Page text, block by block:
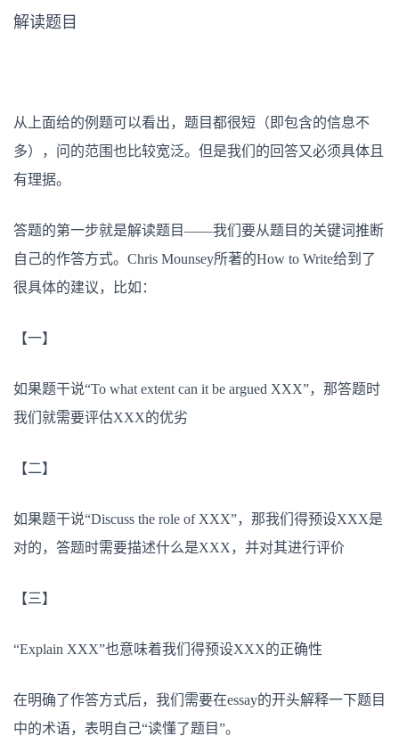
解读题目
从上面给的例题可以看出，题目都很短（即包含的信息不
多），问的范围也比较宽泛。但是我们的回答又必须具体且
有理据。
答题的第一步就是解读题目——我们要从题目的关键词推断
自己的作答方式。Chris Mounsey所著的How to Write给到了
很具体的建议，比如：
【一】
如果题干说“To what extent can it be argued XXX”，那答题时
我们就需要评估XXX的优劣
【二】
如果题干说“Discuss the role of XXX”，那我们得预设XXX是
对的，答题时需要描述什么是XXX，并对其进行评价
【三】
“Explain XXX”也意味着我们得预设XXX的正确性
在明确了作答方式后，我们需要在essay的开头解释一下题目
中的术语，表明自己“读懂了题目”。